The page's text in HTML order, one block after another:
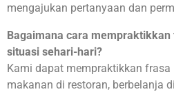
mengajukan pertanyaan dan
Bagaimana cara
situasi sehari-hari?
Kami dapat mempraktikkan
makanan di restoran, berbelanja